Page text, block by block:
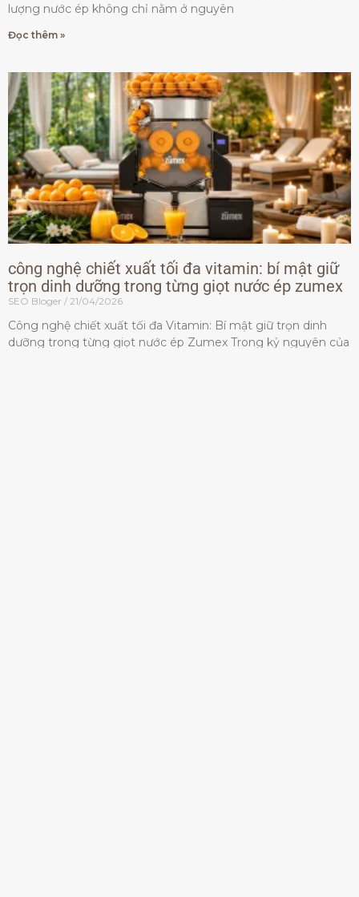
lượng nước ép không chỉ nằm ở nguyên
Đọc thêm »
công nghệ chiết xuất tối đa vitamin: bí mật giữ
trọn dinh dưỡng trong từng giọt nước ép zumex
SEO Bloger 21/04/2026
Công nghệ chiết xuất tối đa Vitamin: Bí mật giữ trọn dinh
dưỡng trong từng giọt nước ép Zumex Trong kỷ nguyên của